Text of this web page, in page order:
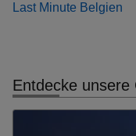
Last Minute Belgien
Entdecke unsere